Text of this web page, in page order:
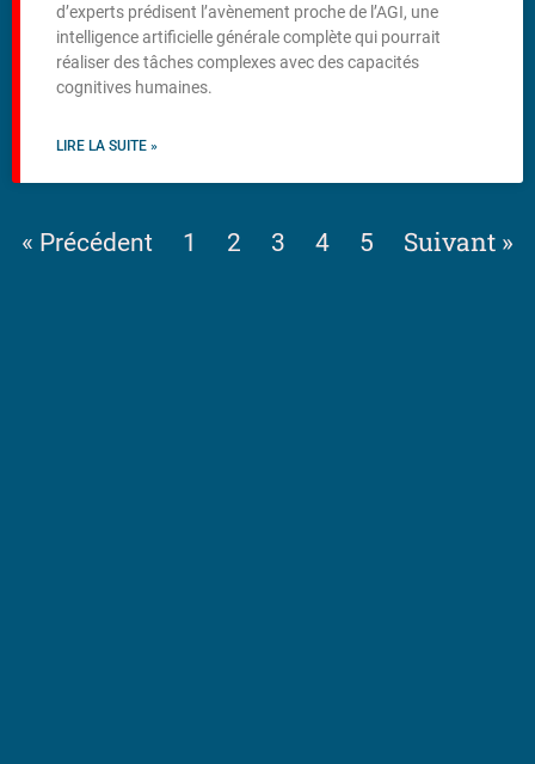
d’experts prédisent l’avènement proche de l’AGI, une
intelligence artificielle générale complète qui pourrait
réaliser des tâches complexes avec des capacités
cognitives humaines.
LIRE LA SUITE »
« Précédent 1 2 3 4 5 Suivant »